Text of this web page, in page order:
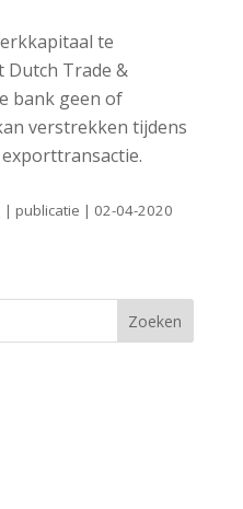
te
Trade &
bank geen of
verstrekken tijdens
| publicatie | 02-04-2020